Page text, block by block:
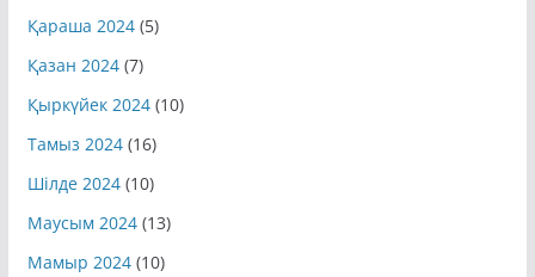
Қараша 2024(5)
Қазан 2024(7)
Қыркүйек 2024(10)
Тамыз 2024(16)
Шілде 2024(10)
Маусым 2024(13)
Мамыр 2024(10)